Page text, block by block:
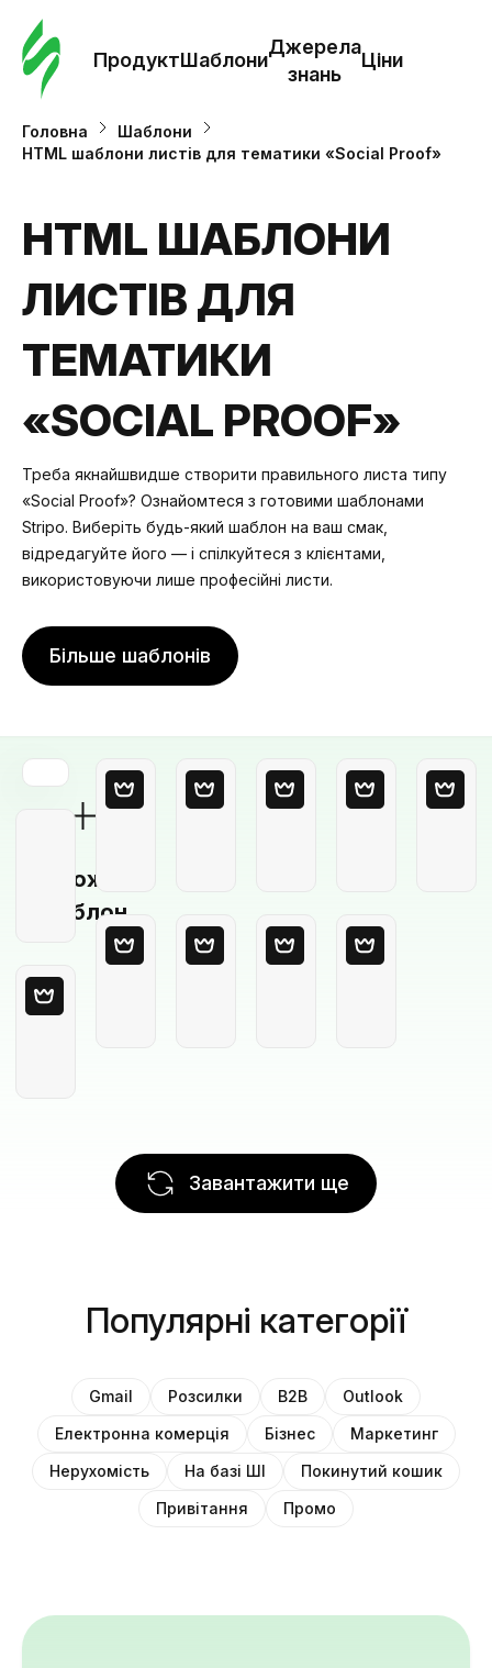
ПродуктШаблони
Джерела
знань
Ціни
Головна
Шаблони
HTML шаблони листів для тематики «Social Proof»
HTML ШАБЛОНИ
ЛИСТІВ ДЛЯ
ТЕМАТИКИ
«SOCIAL PROOF»
Треба якнайшвидше створити правильного листа типу
«Social Proof»? Ознайомтеся з готовими шаблонами
Stripo. Виберіть будь-який шаблон на ваш смак,
відредагуйте його — і спілкуйтеся з клієнтами,
використовуючи лише професійні листи.
Більше шаблонів
Порожній
шаблон
Завантажити ще
Популярні категорії
Gmail Розсилки B2B
Outlook
Електронна комерція
Бізнес
Маркетинг
Нерухомість
На базі ШІ
Покинутий кошик
Привітання
Промо